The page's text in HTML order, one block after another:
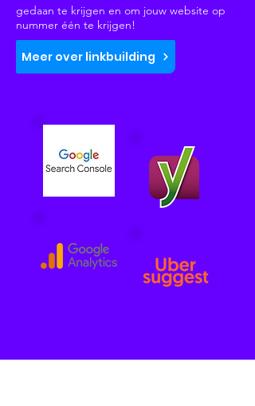
gedaan te krijgen en om jouw website op
nummer één te krijgen!
Meer over linkbuilding